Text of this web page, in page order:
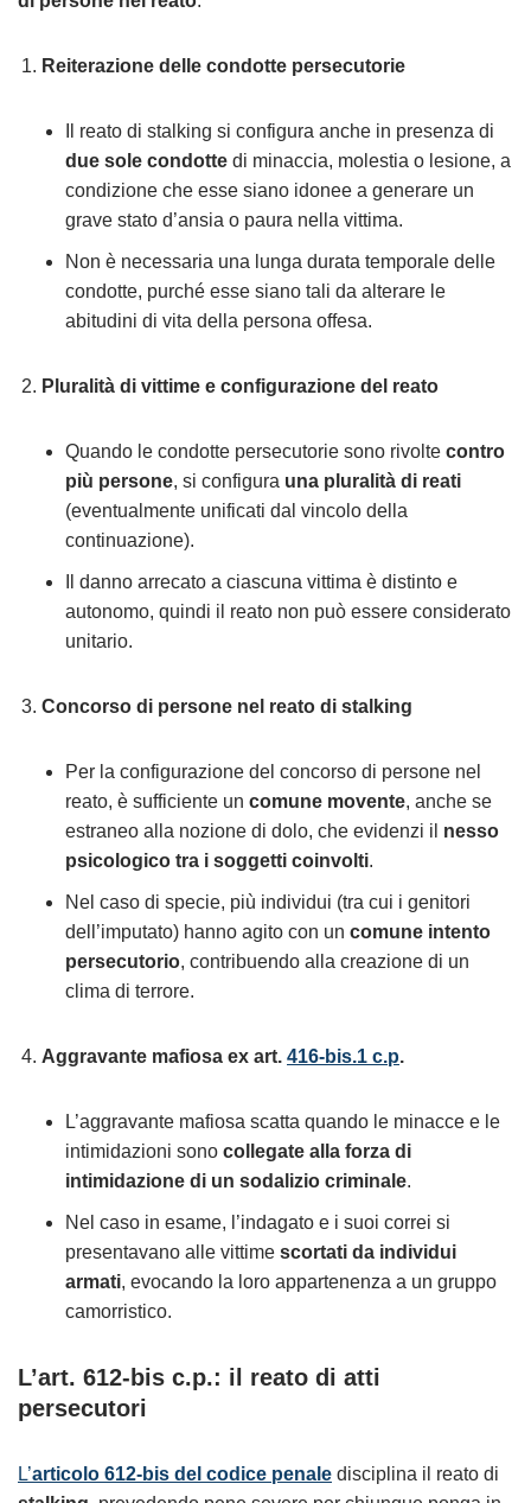
Reiterazione delle condotte persecutorie
Il reato di stalking si configura anche in presenza di
due sole condotte di minaccia, molestia o lesione, a
condizione che esse siano idonee a generare un
grave stato d’ansia o paura nella vittima.
Non è necessaria una lunga durata temporale delle
condotte, purché esse siano tali da alterare le
abitudini di vita della persona offesa.
Pluralità di vittime e configurazione del reato
Quando le condotte persecutorie sono rivolte contro
più persone, si configura una pluralità di reati
(eventualmente unificati dal vincolo della
continuazione).
Il danno arrecato a ciascuna vittima è distinto e
autonomo, quindi il reato non può essere considerato
unitario.
Concorso di persone nel reato di stalking
Per la configurazione del concorso di persone nel
reato, è sufficiente un comune movente, anche se
estraneo alla nozione di dolo, che evidenzi il nesso
psicologico tra i soggetti coinvolti.
Nel caso di specie, più individui (tra cui i genitori
dell’imputato) hanno agito con un comune intento
persecutorio, contribuendo alla creazione di un
clima di terrore.
Aggravante mafiosa ex art. 416-bis.1 c.p.
L’aggravante mafiosa scatta quando le minacce e le
intimidazioni sono collegate alla forza di
intimidazione di un sodalizio criminale.
Nel caso in esame, l’indagato e i suoi correi si
presentavano alle vittime scortati da individui
armati, evocando la loro appartenenza a un gruppo
camorristico.
L’art. 612-bis c.p.: il reato di atti
persecutori
L’articolo 612-bis del codice penale disciplina il reato di